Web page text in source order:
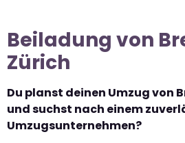
Beiladung von
Zürich
Du planst deinen Umzug von
und suchst nach einem
Umzugsunternehmen?